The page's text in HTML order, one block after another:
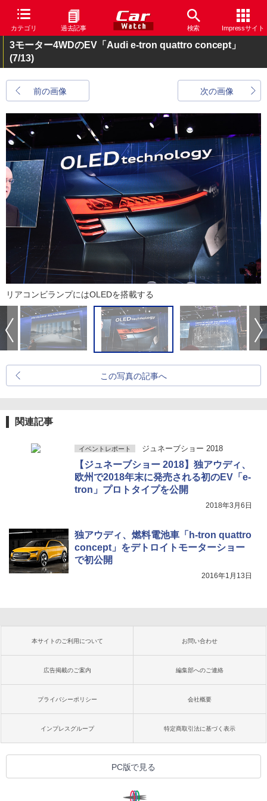
カテゴリ 過去記事 検索 Impressサイト
3モーター4WDのEV「Audi e-tron quattro concept」
(7/13)
前の画像 次の画像
リアコンビランプにはOLEDを搭載する
この写真の記事へ
関連記事
イベントレポート ジュネーブショー 2018
【ジュネーブショー 2018】独アウディ、
欧州で2018年末に発売される初のEV「e-
tron」プロトタイプを公開
2018年3月6日
独アウディ、燃料電池車「h-tron quattro
concept」をデトロイトモーターショー
で初公開
2016年1月13日
本サイトのご利用について お問い合わせ
広告掲載のご案内 編集部へのご連絡
プライバシーポリシー 会社概要
インプレスグループ 特定商取引法に基づく表示
PC版で見る